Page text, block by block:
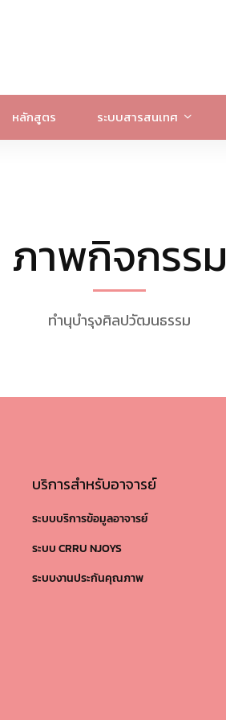
หลักสูตร ระบบสารสนเทศ
ภาพกิจกรรม
ทำนุบำรุงศิลปวัฒนธรรม
บริการสำหรับอาจารย์
ระบบบริการข้อมูลอาจารย์
ระบบ CRRU NJOYS
ระบบงานประกันคุณภาพ